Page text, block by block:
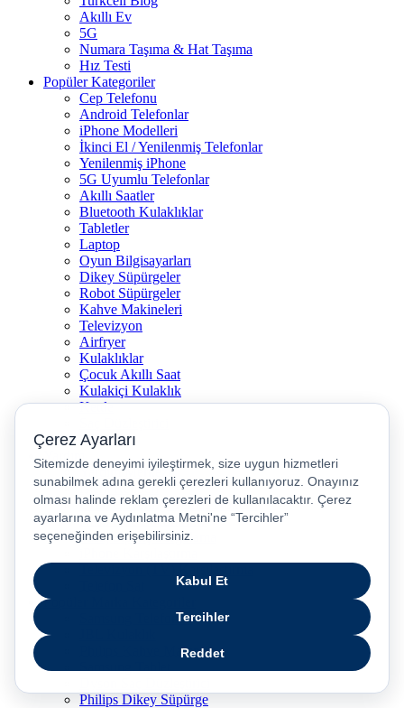
Akıllı Ev
5G
Numara Taşıma & Hat Taşıma
Hız Testi
Popüler Kategoriler
Cep Telefonu
Android Telefonlar
iPhone Modelleri
İkinci El / Yenilenmiş Telefonlar
Yenilenmiş iPhone
5G Uyumlu Telefonlar
Akıllı Saatler
Bluetooth Kulaklıklar
Tabletler
Laptop
Oyun Bilgisayarları
Dikey Süpürgeler
Robot Süpürgeler
Kahve Makineleri
Televizyon
Airfryer
Kulaklıklar
Çocuk Akıllı Saat
Kulakiçi Kulaklık
Kettle
Airpods
Yardım
Yardım Merkezi
İşlem Rehberi
Ürün Güvenliği Temas Noktası
Nasıl İade Edebilirim?
Pasaj Sipariş Sorgulama
Popüler Marka Kategoriler
Samsung Telefonlar
Philips Kahve Makinesi
Samsung Tablet
Philips Dikey Süpürge